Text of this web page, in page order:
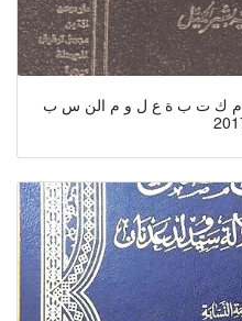
م ك ت ب ة ع ل و م الن س ب Genealogical Library Science